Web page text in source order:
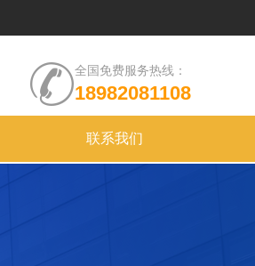
全国免费服务热线：
18982081108
联系我们